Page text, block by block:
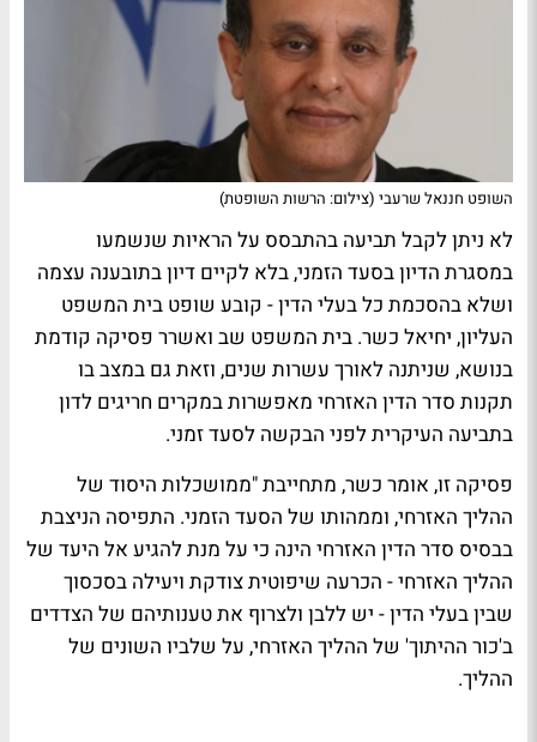
השופט חננאל שרעבי (צילום: הרשות השופטת)
לא ניתן לקבל תביעה בהתבסס על הראיות שנשמעו
במסגרת הדיון בסעד הזמני, בלא לקיים דיון בתובענה עצמה
ושלא בהסכמת כל בעלי הדין - קובע שופט בית המשפט
העליון, יחיאל כשר. בית המשפט שב ואשרר פסיקה קודמת
בנושא, שניתנה לאורך עשרות שנים, וזאת גם במצב בו
תקנות סדר הדין האזרחי מאפשרות במקרים חריגים לדון
בתביעה העיקרית לפני הבקשה לסעד זמני.
פסיקה זו, אומר כשר, מתחייבת "ממושכלות היסוד של
ההליך האזרחי, וממהותו של הסעד הזמני. התפיסה הניצבת
בבסיס סדר הדין האזרחי הינה כי על מנת להגיע אל היעד של
ההליך האזרחי - הכרעה שיפוטית צודקת ויעילה בסכסוך
שבין בעלי הדין - יש ללבן ולצרוף את טענותיהם של הצדדים
ב'כור ההיתוך' של ההליך האזרחי, על שלביו השונים של
ההליך.